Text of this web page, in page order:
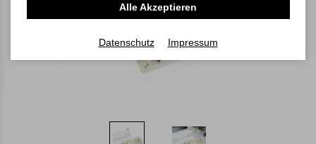
Alle Akzeptieren
Datenschutz Impressum